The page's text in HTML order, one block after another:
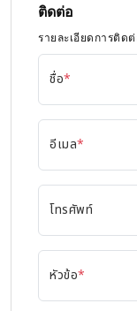
ติดต่อ
รายละเอียดการติด
ชื่อ*
อีเมล*
โทรศัพท์
หัวข้อ*